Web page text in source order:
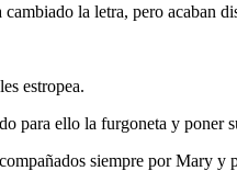
la letra, pero acaban
estropea.
para ello la furgoneta y poner
siempre por Mary